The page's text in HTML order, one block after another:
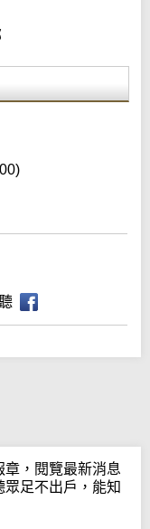
章，閱覽最新消息
眾足不出戶，能知